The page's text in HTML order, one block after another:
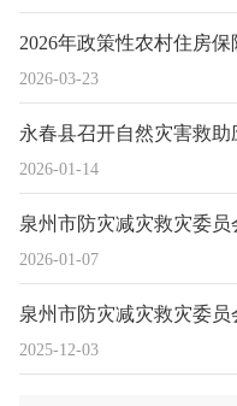
2026-03-23
2026年政策性农村住房保险
2026-01-14
永春县召开自然灾害救助
2026-01-07
泉州市防灾减灾救灾委员会办公室关于
2025-12-03
泉州市防灾减灾救灾委员会办公室关于